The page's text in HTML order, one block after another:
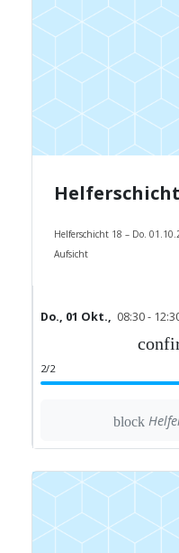
Helferschicht 18 – Do.
Aufsicht
Do., 01 Okt., 08:30 -
2/2
block